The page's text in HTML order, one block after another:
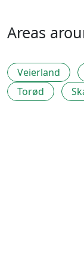
Areas
Veierland
Torød